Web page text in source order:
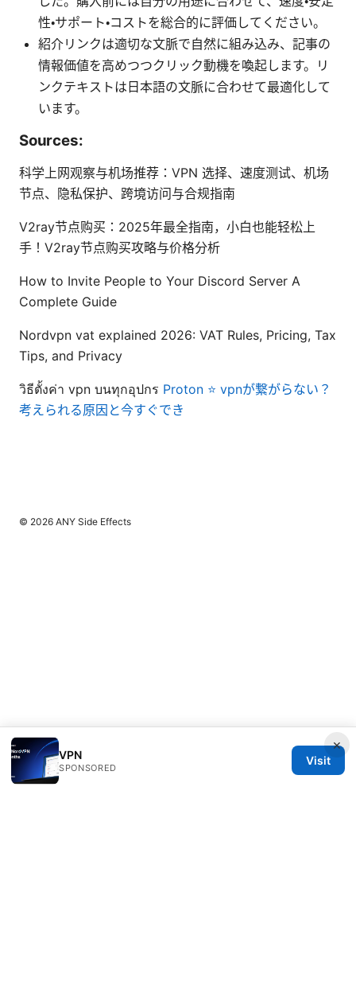
性・サポート・コストを総合的に評価してください。
紹介リンクは適切な文脈で自然に組み込み、記事の
情報価値を高めつつクリック動機を喚起します。リ
ンクテキストは日本語の文脈に合わせて最適化して
います。
Sources:
科学上网观察与机场推荐：VPN 选择、速度测试、机场
节点、隐私保护、跨境访问与合规指南
V2ray节点购买：2025年最全指南，小白也能轻松上
手！V2ray节点购买攻略与价格分析
How to Invite People to Your Discord Server A
Complete Guide
Nordvpn vat explained 2026: VAT Rules, Pricing, Tax
Tips, and Privacy
วิธีตั้งค่า vpn บนทุกอุปกร Proton ⭐ vpnが繋がらない？
考えられる原因と今すぐでき
×
VPN
SPONSORED
Visit
© 2026 ANY Side Effects